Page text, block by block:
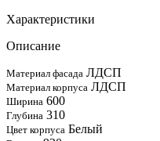
Характеристики
Описание
Материал фасада ЛДСП
Материал корпуса ЛДСП
Ширина 600
Глубина 310
Цвет корпуса Белый